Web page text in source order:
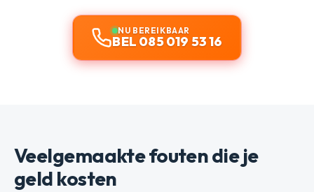
NU BEREIKBAAR
BEL 085 019 53 16
Veelgemaakte fouten die je
geld kosten